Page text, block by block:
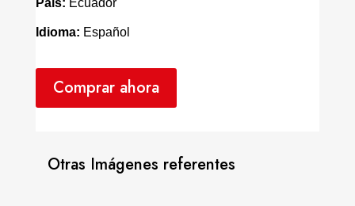
Idioma: Español
Comprar ahora
Otras Imágenes referentes